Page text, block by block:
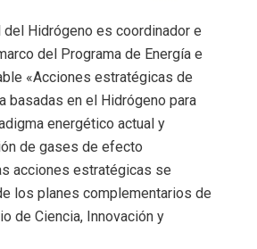
del Hidrógeno es coordinador e
del Programa de Energía e
«Acciones estratégicas de
basadas en el Hidrógeno para
energético actual y
de gases de efecto
acciones estratégicas se
los planes complementarios de
de Ciencia, Innovación y